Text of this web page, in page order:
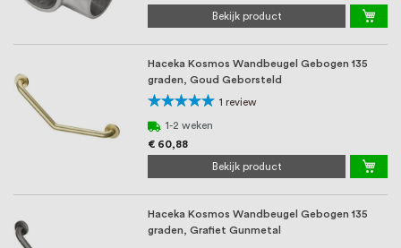
Bekijk product
Haceka Kosmos Wandbeugel Gebogen 135
graden, Goud Geborsteld
Waardering:
100%
1 review
1-2 weken
€ 60,88
Bekijk product
Haceka Kosmos Wandbeugel Gebogen 135
graden, Grafiet Gunmetal